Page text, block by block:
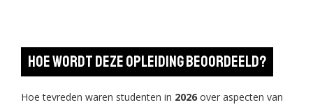
Hoe wordt deze opleiding beoordeeld?
Hoe tevreden waren studenten in 2026 over aspecten van